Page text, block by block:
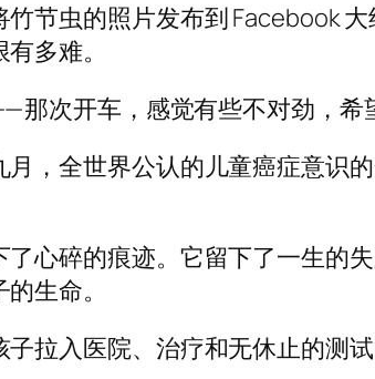
竹节虫的照片发布到 Facebook
多难。
那次开车，感觉有些不对劲，希
，全世界公认的儿童癌症意识
了心碎的痕迹。它留下了一生的
生命。
拉入医院、治疗和无休止的测